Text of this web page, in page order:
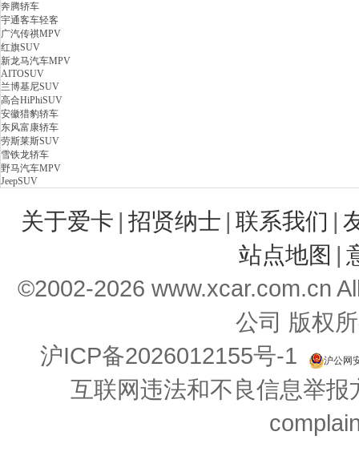
奔腾轿车
宇通客车轻客
广汽传祺MPV
红旗SUV
新龙马汽车MPV
AITOSUV
兰博基尼SUV
高合HiPhiSUV
安徽猎豹轿车
东风富康轿车
劳斯莱斯SUV
雪铁龙轿车
野马汽车MPV
JeepSUV
关于爱卡 | 招贤纳士 | 联系我们 |
站点地图 |
©2002-2026 www.xcar.com.cn
公司 版权
沪ICP备2026012155号-1
沪公网
互联网违法和不良信息举